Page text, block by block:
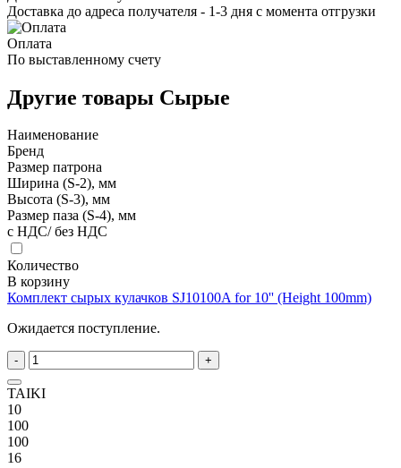
Доставка до адреса получателя - 1-3 дня с момента отгрузки
Оплата
По выставленному счету
Другие товары Сырые
Наименование
Бренд
Размер патрона
Ширина (S-2), мм
Высота (S-3), мм
Размер паза (S-4), мм
с НДС/ без НДС
Количество
В корзину
Комплект сырых кулачков SJ10100A for 10'' (Height 100mm)
Ожидается поступление.
- +
TAIKI
10
100
100
16